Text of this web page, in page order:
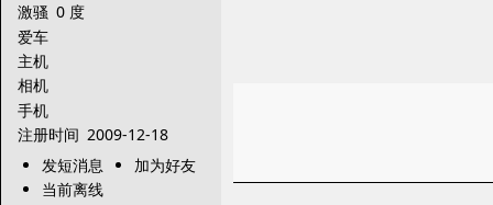
激骚 0 度
爱车
主机
相机
手机
注册时间 2009-12-18
发短消息
加为好友
当前离线